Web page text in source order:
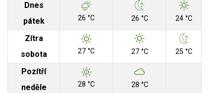
Dnes
pátek
26 °C 26 °C 24 °C
Zítra
sobota
27 °C 27 °C 25 °C
Pozítří
neděle
28 °C 28 °C